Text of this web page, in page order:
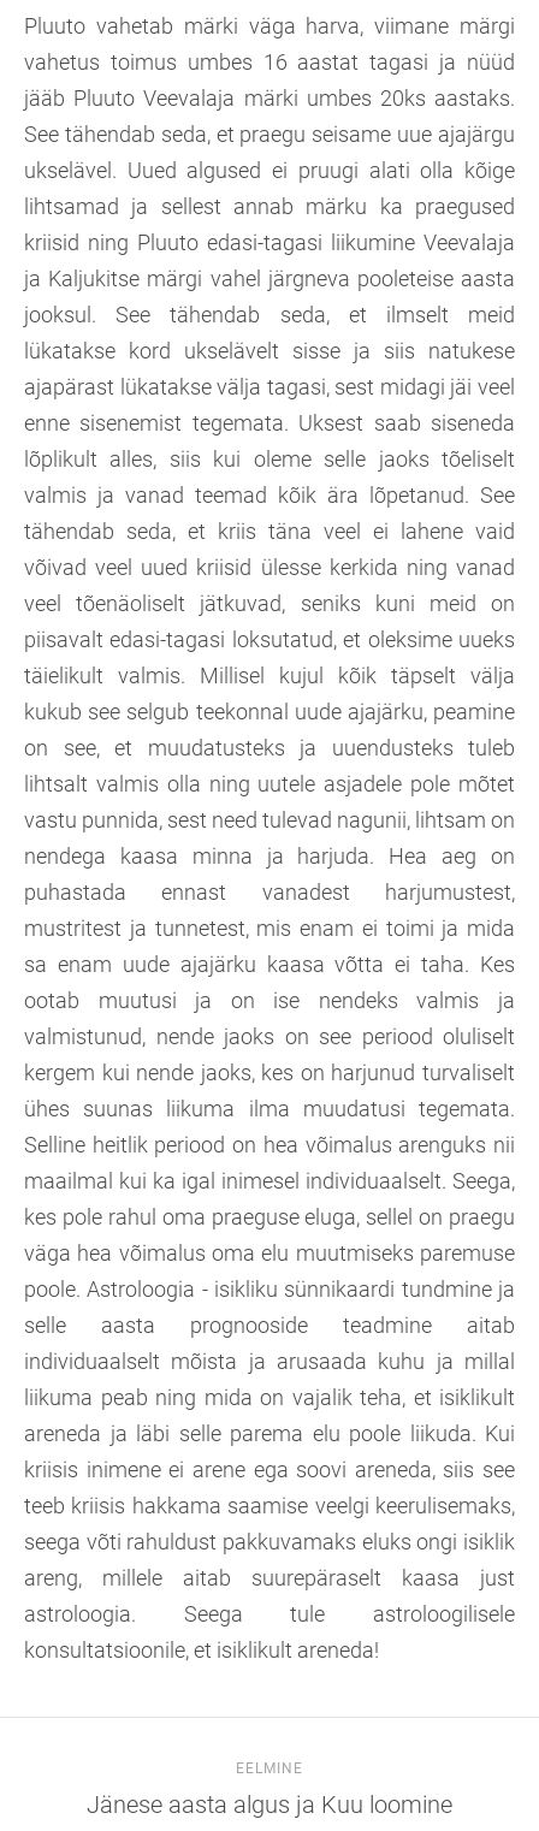
Pluuto vahetab märki väga harva, viimane märgi
vahetus toimus umbes 16 aastat tagasi ja nüüd
jääb Pluuto Veevalaja märki umbes 20ks aastaks.
See tähendab seda, et praegu seisame uue ajajärgu
ukselävel. Uued algused ei pruugi alati olla kõige
lihtsamad ja sellest annab märku ka praegused
kriisid ning Pluuto edasi-tagasi liikumine Veevalaja
ja Kaljukitse märgi vahel järgneva pooleteise aasta
jooksul. See tähendab seda, et ilmselt meid
lükatakse kord ukselävelt sisse ja siis natukese
ajapärast lükatakse välja tagasi, sest midagi jäi veel
enne sisenemist tegemata. Uksest saab siseneda
lõplikult alles, siis kui oleme selle jaoks tõeliselt
valmis ja vanad teemad kõik ära lõpetanud. See
tähendab seda, et kriis täna veel ei lahene vaid
võivad veel uued kriisid ülesse kerkida ning vanad
veel tõenäoliselt jätkuvad, seniks kuni meid on
piisavalt edasi-tagasi loksutatud, et oleksime uueks
täielikult valmis. Millisel kujul kõik täpselt välja
kukub see selgub teekonnal uude ajajärku, peamine
on see, et muudatusteks ja uuendusteks tuleb
lihtsalt valmis olla ning uutele asjadele pole mõtet
vastu punnida, sest need tulevad nagunii, lihtsam on
nendega kaasa minna ja harjuda. Hea aeg on
puhastada ennast vanadest harjumustest,
mustritest ja tunnetest, mis enam ei toimi ja mida
sa enam uude ajajärku kaasa võtta ei taha. Kes
ootab muutusi ja on ise nendeks valmis ja
valmistunud, nende jaoks on see periood oluliselt
kergem kui nende jaoks, kes on harjunud turvaliselt
ühes suunas liikuma ilma muudatusi tegemata.
Selline heitlik periood on hea võimalus arenguks nii
maailmal kui ka igal inimesel individuaalselt. Seega,
kes pole rahul oma praeguse eluga, sellel on praegu
väga hea võimalus oma elu muutmiseks paremuse
poole. Astroloogia - isikliku sünnikaardi tundmine ja
selle aasta prognooside teadmine aitab
individuaalselt mõista ja arusaada kuhu ja millal
liikuma peab ning mida on vajalik teha, et isiklikult
areneda ja läbi selle parema elu poole liikuda. Kui
kriisis inimene ei arene ega soovi areneda, siis see
teeb kriisis hakkama saamise veelgi keerulisemaks,
seega võti rahuldust pakkuvamaks eluks ongi isiklik
areng, millele aitab suurepäraselt kaasa just
astroloogia. Seega tule astroloogilisele
konsultatsioonile, et isiklikult areneda!
EELMINE
Jänese aasta algus ja Kuu loomine